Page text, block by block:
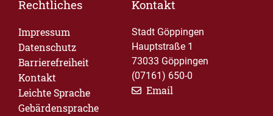
Rechtliches
Impressum
Datenschutz
Barrierefreiheit
Kontakt
Leichte Sprache
Gebärdensprache
Kontakt
Stadt Göppingen
Hauptstraße 1
73033 Göppingen
(07161) 650-0
Email